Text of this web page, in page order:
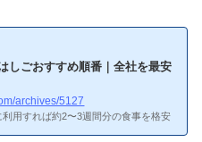
しごおすすめ順番｜全社を最安
archives/5127
用すれば約2〜3週間分の食事を格安